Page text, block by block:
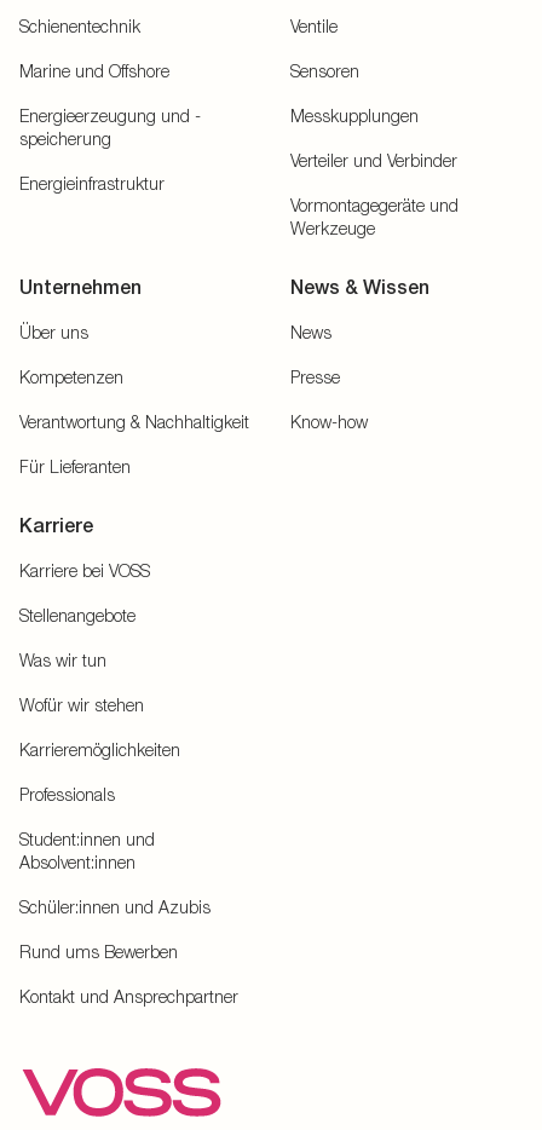
Schienentechnik
Marine und Offshore
Energieerzeugung und -
speicherung
Energieinfrastruktur
Ventile
Sensoren
Messkupplungen
Verteiler und Verbinder
Vormontagegeräte und
Werkzeuge
Unternehmen
Über uns
Kompetenzen
Verantwortung & Nachhaltigkeit
Für Lieferanten
News & Wissen
News
Presse
Know-how
Karriere
Karriere bei VOSS
Stellenangebote
Was wir tun
Wofür wir stehen
Karrieremöglichkeiten
Professionals
Student:innen und
Absolvent:innen
Schüler:innen und Azubis
Rund ums Bewerben
Kontakt und Ansprechpartner